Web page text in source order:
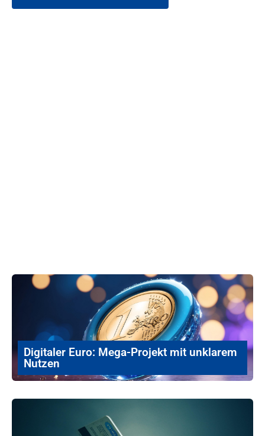
Digitaler Euro: Mega-Projekt mit unklarem
Nutzen